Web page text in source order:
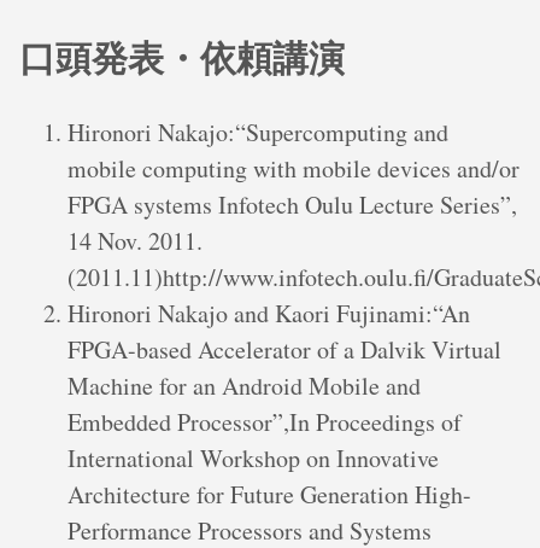
口頭発表・依頼講演
Hironori Nakajo:“Supercomputing and
mobile computing with mobile devices and/or
FPGA systems Infotech Oulu Lecture Series”,
14 Nov. 2011.
(2011.11)http://www.infotech.oulu.fi/
Hironori Nakajo and Kaori Fujinami:“An
FPGA-based Accelerator of a Dalvik Virtual
Machine for an Android Mobile and
Embedded Processor”,In Proceedings of
International Workshop on Innovative
Architecture for Future Generation High-
Performance Processors and Systems